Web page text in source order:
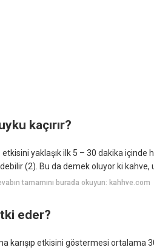
kaçırır?
yaklaşık ilk 5 – 30 dakika içinde
(2). Bu da demek oluyor ki kahve,
tamamını burada okuyun: kahhve.com
eder?
karışıp etkisini göstermesi ortalama